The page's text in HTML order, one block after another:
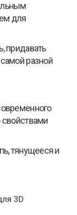
для
придавать
разной
свойствами
тянущееся и
3D